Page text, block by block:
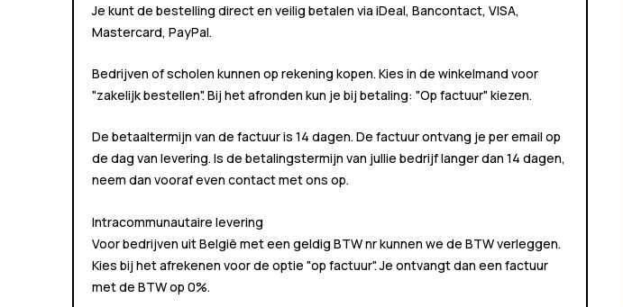
Je kunt de bestelling direct en veilig betalen via iDeal, Bancontact, VISA,
Mastercard, PayPal.
Bedrijven of scholen kunnen op rekening kopen. Kies in de winkelmand voor
"zakelijk bestellen". Bij het afronden kun je bij betaling: "Op factuur" kiezen.
De betaaltermijn van de factuur is 14 dagen. De factuur ontvang je per email op
de dag van levering. Is de betalingstermijn van jullie bedrijf langer dan 14 dagen,
neem dan vooraf even contact met ons op.
Intracommunautaire levering
Voor bedrijven uit België met een geldig BTW nr kunnen we de BTW verleggen.
Kies bij het afrekenen voor de optie "op factuur". Je ontvangt dan een factuur
met de BTW op 0%.